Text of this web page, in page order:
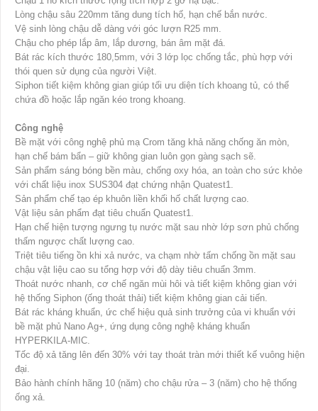
Lòng chậu sâu 220mm tăng dung tích hố, hạn chế bắn nước.
Vệ sinh lòng chậu dễ dàng với góc lượn R25 mm.
Chậu cho phép lắp âm, lắp dương, bán âm mặt đá.
Bát rác kích thước 180,5mm, với 3 lớp lọc chống tắc, phù hợp với
thói quen sử dụng của người Việt.
Siphon tiết kiệm không gian giúp tối ưu diện tích khoang tủ, có thể
chứa đồ hoặc lắp ngăn kéo trong khoang.
Công nghệ
Bề mặt với công nghệ phủ mạ Crom tăng khả năng chống ăn mòn,
hạn chế bám bẩn – giữ không gian luôn gọn gàng sạch sẽ.
Sản phẩm sáng bóng bền màu, chống oxy hóa, an toàn cho sức khỏe
với chất liệu inox SUS304 đạt chứng nhận Quatest1.
Sản phẩm chế tạo ép khuôn liền khối hố chất lượng cao.
Vật liệu sản phẩm đạt tiêu chuẩn Quatest1.
Hạn chế hiện tượng ngưng tụ nước mặt sau nhờ lớp sơn phủ chống
thấm ngược chất lượng cao.
Triệt tiêu tiếng ồn khi xả nước, va chạm nhờ tấm chống ồn mặt sau
chậu vật liệu cao su tổng hợp với độ dày tiêu chuẩn 3mm.
Thoát nước nhanh, cơ chế ngăn mùi hôi và tiết kiệm không gian với
hệ thống Siphon (ống thoát thải) tiết kiệm không gian cải tiến.
Bát rác kháng khuẩn, ức chế hiệu quả sinh trưởng của vi khuẩn với
bề mặt phủ Nano Ag+, ứng dụng công nghệ kháng khuẩn
HYPERKILA-MIC.
Tốc độ xả tăng lên đến 30% với tay thoát tràn mới thiết kế vuông hiện
đại.
Bảo hành chính hãng 10 (năm) cho chậu rửa – 3 (năm) cho hệ thống
ống xả.